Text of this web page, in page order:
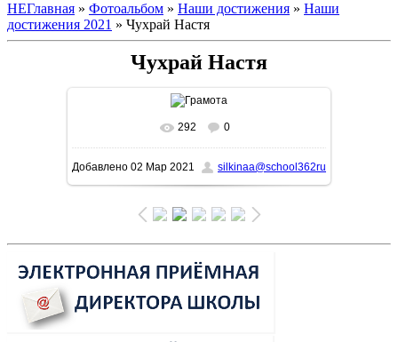
НЕГлавная » Фотоальбом » Наши достижения » Наши
достижения 2021 » Чухрай Настя
Чухрай Настя
В реальном размере 1131x1600
292 0
Добавлено 02 Мар 2021 silkinaa@school362ru